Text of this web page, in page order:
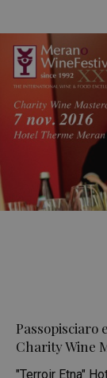
Passopisciaro
Charity Wine
"Terroir Etna"